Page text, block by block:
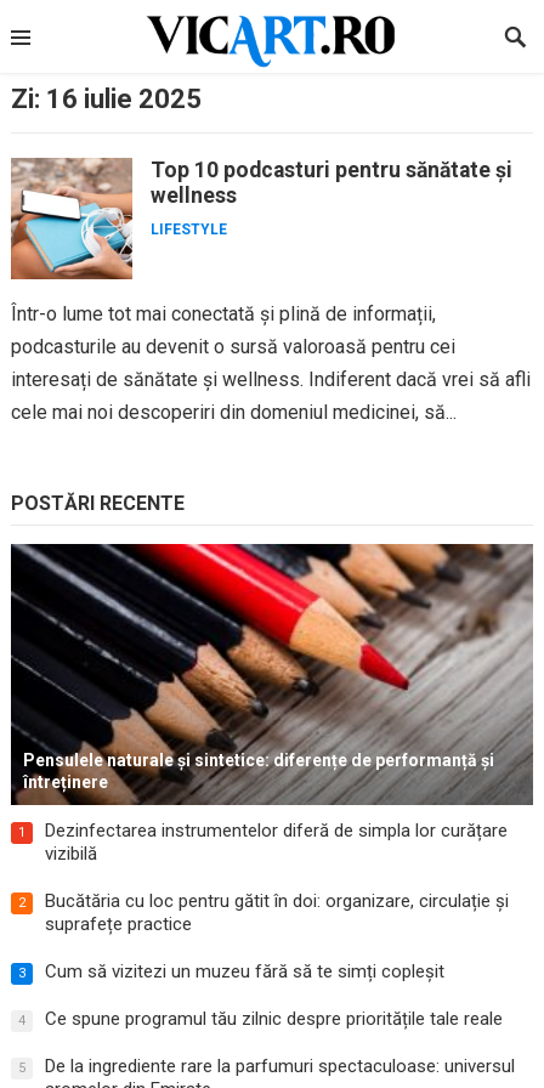
to
Zi: 16 iulie 2025
Top 10 podcasturi pentru sănătate și
wellness
LIFESTYLE
Într-o lume tot mai conectată și plină de informații,
podcasturile au devenit o sursă valoroasă pentru cei
interesați de sănătate și wellness. Indiferent dacă vrei să afli
cele mai noi descoperiri din domeniul medicinei, să...
POSTĂRI RECENTE
Pensulele naturale și sintetice: diferențe de performanță și
întreținere
1
Dezinfectarea instrumentelor diferă de simpla lor curățare
vizibilă
2
Bucătăria cu loc pentru gătit în doi: organizare, circulație și
suprafețe practice
3 Cum să vizitezi un muzeu fără să te simți copleșit
4 Ce spune programul tău zilnic despre prioritățile tale reale
5
De la ingrediente rare la parfumuri spectaculoase: universul